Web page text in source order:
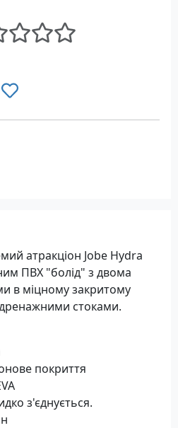
атракціон Jobe Hydra
ПВХ "болід" з двома
в міцному закритому
стоками.
покриття
з'єднується.